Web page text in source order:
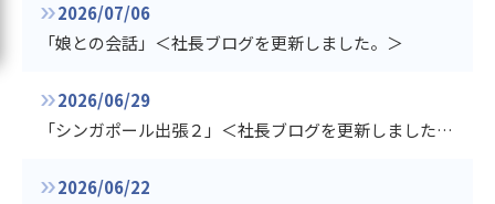
2026/07/06
「娘との会話」＜社長ブログを更新しました。＞
2026/06/29
「シンガポール出張２」＜社長ブログを更新しました。＞
2026/06/22